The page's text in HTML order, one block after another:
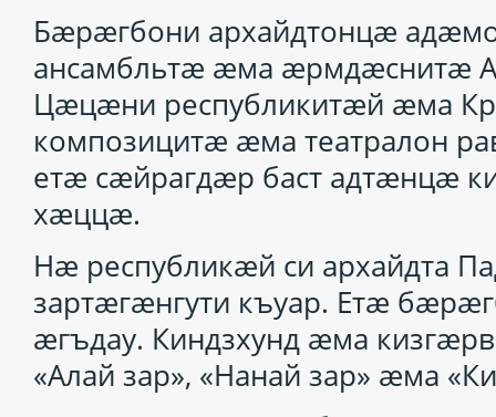
Бæрæгбони архайдтонцæ
ансамбльтæ æма æрмдæснитæ
Цæцæни республикитæй æма
композицитæ æма театралон
етæ сæйрагдæр баст адтæнцæ
хæццæ.
Нæ республикæй си архайдта
зартæгæнгути къуар. Етæ
æгъдау. Киндзхунд æма
«Алай зар», «Нанай зар» æма